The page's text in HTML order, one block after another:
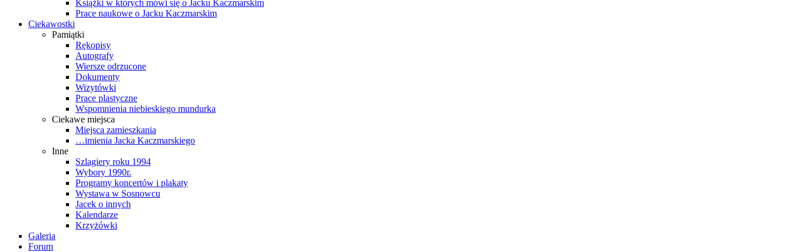
Książki w których mówi się o Jacku Kaczmarskim
Prace naukowe o Jacku Kaczmarskim
Ciekawostki
Pamiątki
Rękopisy
Autografy
Wiersze odrzucone
Dokumenty
Wizytówki
Prace plastyczne
Wspomnienia niebieskiego mundurka
Ciekawe miejsca
Miejsca zamieszkania
…imienia Jacka Kaczmarskiego
Inne
Szlagiery roku 1994
Wybory 1990r.
Programy koncertów i plakaty
Wystawa w Sosnowcu
Jacek o innych
Kalendarze
Krzyżówki
Galeria
Forum